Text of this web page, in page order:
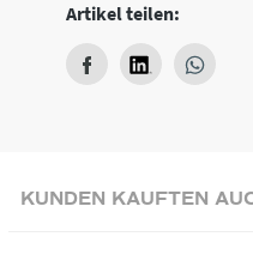
Artikel teilen:
KUNDEN KAUFTEN